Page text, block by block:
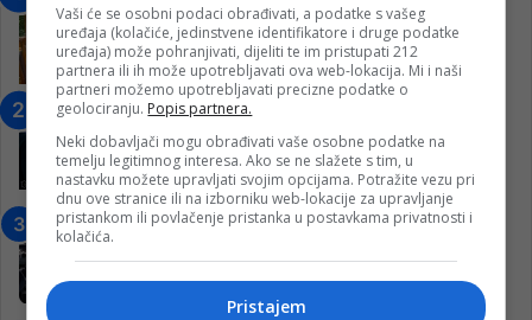
– Konjic je u posljednje 22 godine imao
25 ​​stipendista
15. Februara 2023.
Nogometaši Igmana iznenadili
Konjičanke cvijećem i besplatnim
ulazom na utakmicu
7. Marta 2025.
Jablanica: “Budi mi prijatelj” –
inkluzivnog centra!
9. Jula 2024.
Vaši će se osobni podaci obrađivati, a podatke s vašeg
uređaja (kolačiće, jedinstvene identifikatore i druge podatke
uređaja) može pohranjivati, dijeliti te im pristupati 212
partnera ili ih može upotrebljavati ova web-lokacija. Mi i naši
partneri možemo upotrebljavati precizne podatke o
geolociranju. Popis partnera.
Neki dobavljači mogu obrađivati vaše osobne podatke na
temelju legitimnog interesa. Ako se ne slažete s tim, u
nastavku možete upravljati svojim opcijama. Potražite vezu pri
dnu ove stranice ili na izborniku web-lokacije za upravljanje
pristankom ili povlačenje pristanka u postavkama privatnosti i
kolačića.
Pristajem